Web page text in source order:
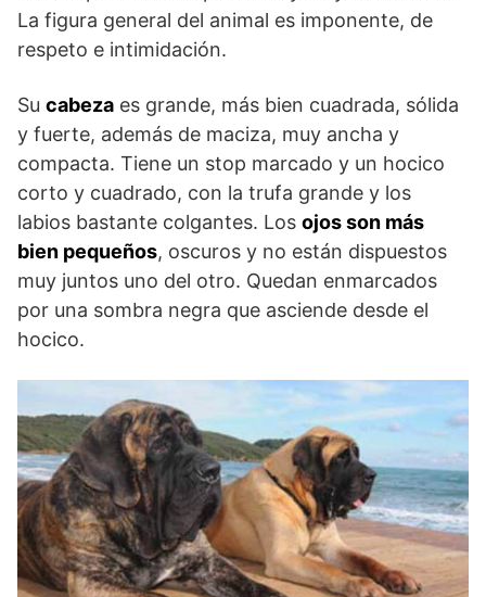
La figura general del animal es imponente, de
respeto e intimidación.
Su cabeza es grande, más bien cuadrada, sólida
y fuerte, además de maciza, muy ancha y
compacta. Tiene un stop marcado y un hocico
corto y cuadrado, con la trufa grande y los
labios bastante colgantes. Los ojos son más
bien pequeños, oscuros y no están dispuestos
muy juntos uno del otro. Quedan enmarcados
por una sombra negra que asciende desde el
hocico.